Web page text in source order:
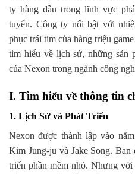
ty hàng đầu trong lĩnh vực
tuyến. Công ty nổi bật với
phục trái tim của hàng triệu
tìm hiểu về lịch sử, những sản
của Nexon trong ngành công
I. Tìm hiểu về thông tin
1. Lịch Sử và Phát Triển
Nexon được thành lập vào
Kim Jung-ju và Jake Song.
triển phần mềm nhỏ. Nhưng